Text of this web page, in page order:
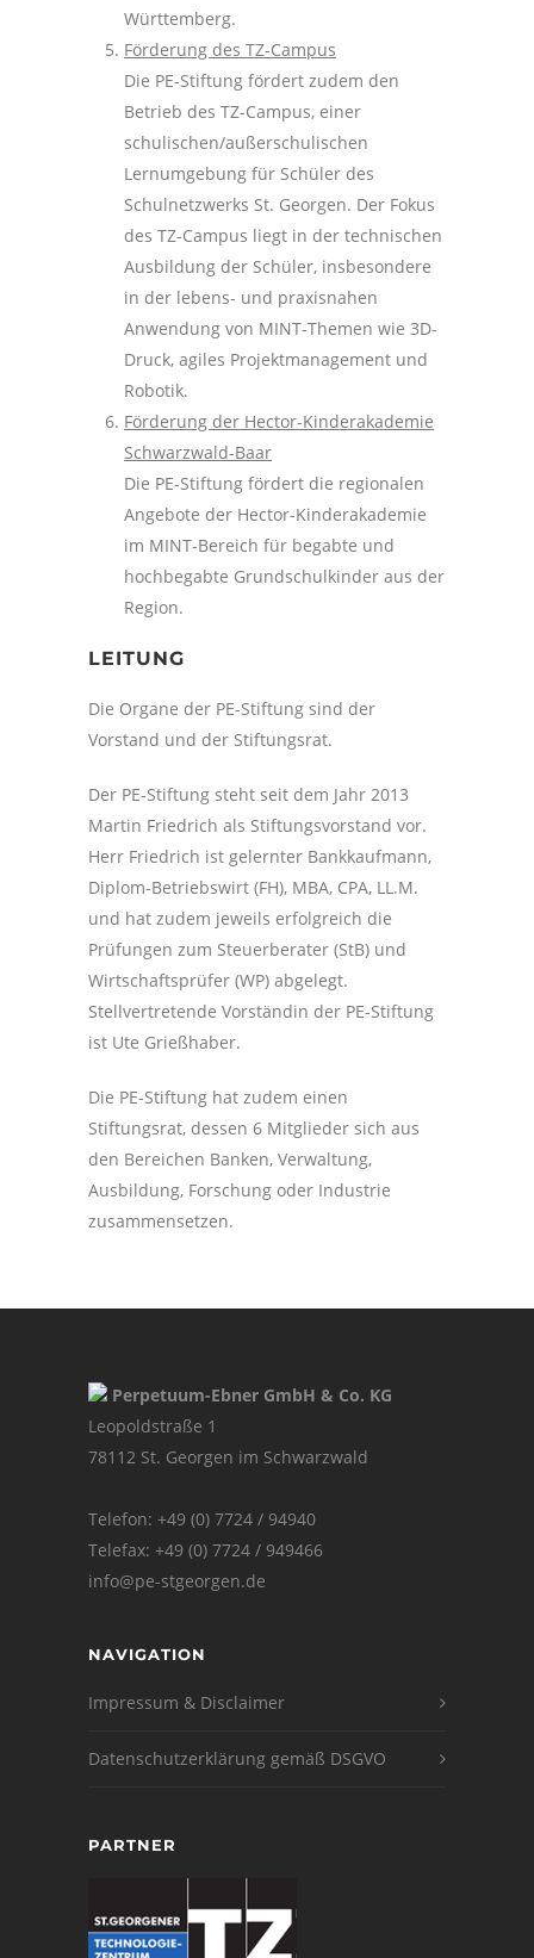
Württemberg.
Förderung des TZ-Campus
Die PE-Stiftung fördert zudem den
Betrieb des TZ-Campus, einer
schulischen/außerschulischen
Lernumgebung für Schüler des
Schulnetzwerks St. Georgen. Der Fokus
des TZ-Campus liegt in der technischen
Ausbildung der Schüler, insbesondere
in der lebens- und praxisnahen
Anwendung von MINT-Themen wie 3D-
Druck, agiles Projektmanagement und
Robotik.
Förderung der Hector-Kinderakademie
Schwarzwald-Baar
Die PE-Stiftung fördert die regionalen
Angebote der Hector-Kinderakademie
im MINT-Bereich für begabte und
hochbegabte Grundschulkinder aus der
Region.
LEITUNG
Die Organe der PE-Stiftung sind der
Vorstand und der Stiftungsrat.
Der PE-Stiftung steht seit dem Jahr 2013
Martin Friedrich als Stiftungsvorstand vor.
Herr Friedrich ist gelernter Bankkaufmann,
Diplom-Betriebswirt (FH), MBA, CPA, LL.M.
und hat zudem jeweils erfolgreich die
Prüfungen zum Steuerberater (StB) und
Wirtschaftsprüfer (WP) abgelegt.
Stellvertretende Vorständin der PE-Stiftung
ist Ute Grießhaber.
Die PE-Stiftung hat zudem einen
Stiftungsrat, dessen 6 Mitglieder sich aus
den Bereichen Banken, Verwaltung,
Ausbildung, Forschung oder Industrie
zusammensetzen.
Perpetuum-Ebner GmbH & Co. KG
Leopoldstraße 1
78112 St. Georgen im Schwarzwald
Telefon: +49 (0) 7724 / 94940
Telefax: +49 (0) 7724 / 949466
info@pe-stgeorgen.de
NAVIGATION
Impressum & Disclaimer
Datenschutzerklärung gemäß DSGVO
PARTNER